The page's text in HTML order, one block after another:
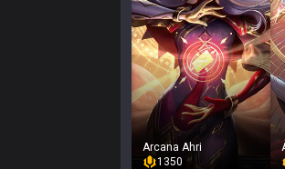
Arcana Ahri
1350